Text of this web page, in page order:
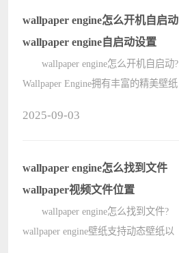
的用户发现自己按下f12打不开开发者
wallpaper engine怎么开机自启动
wallpaper engine自启动设置
wallpaper engine怎么开机自启动?
Wallpaper Engine拥有丰富的精美壁纸
wallpaper engine开机后自启动????
2025-09-03
wallpaper engine怎么找到文件
wallpaper视频文件位置
wallpaper engine怎么找到文件?
wallpaper engine壁纸支持动态壁纸以